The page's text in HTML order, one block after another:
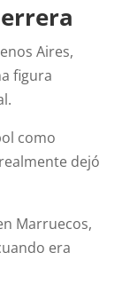
Aires,
figura
como
dejó
Marruecos,
era